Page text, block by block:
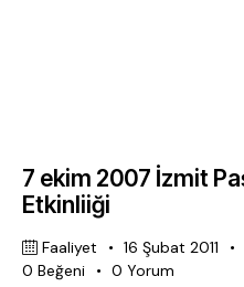
7 ekim 2007 İzmit
Etkinliiği
Faaliyet 16 Şubat 2011
0 Beğeni 0 Yorum